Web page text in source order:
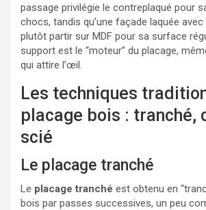
passage privilégie le contreplaqué pour
chocs, tandis qu’une façade laquée
plutôt partir sur MDF pour sa surface
support est le “moteur” du placage,
qui attire l’œil.
Les techniques
placage bois : tranché,
scié
Le placage tranché
Le placage tranché est obtenu en
bois par passes successives, un peu